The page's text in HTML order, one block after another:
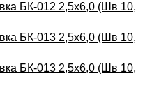
БК-012 2,5х6,0 (Шв 10,
БК-013 2,5х6,0 (Шв 10,
БК-013 2,5х6,0 (Шв 10,